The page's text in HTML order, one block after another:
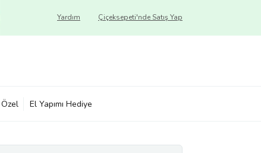
Çiçeksepeti'nde Satış Yap
Yardım
El Yapımı Hediye